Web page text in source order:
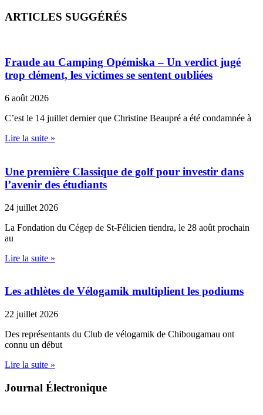
ARTICLES SUGGÉRÉS
Fraude au Camping Opémiska – Un verdict jugé
trop clément, les victimes se sentent oubliées
6 août 2026
C’est le 14 juillet dernier que Christine Beaupré a été condamnée à
Lire la suite »
Une première Classique de golf pour investir dans
l’avenir des étudiants
24 juillet 2026
La Fondation du Cégep de St-Félicien tiendra, le 28 août prochain
au
Lire la suite »
Les athlètes de Vélogamik multiplient les podiums
22 juillet 2026
Des représentants du Club de vélogamik de Chibougamau ont
connu un début
Lire la suite »
Journal Électronique